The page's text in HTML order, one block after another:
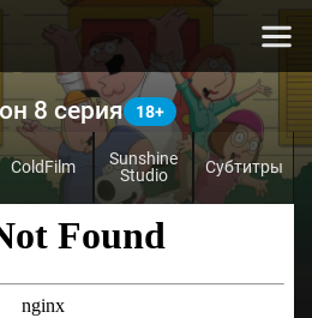
8 серия
ColdFilm
Sunshine
Studio
Субтитры